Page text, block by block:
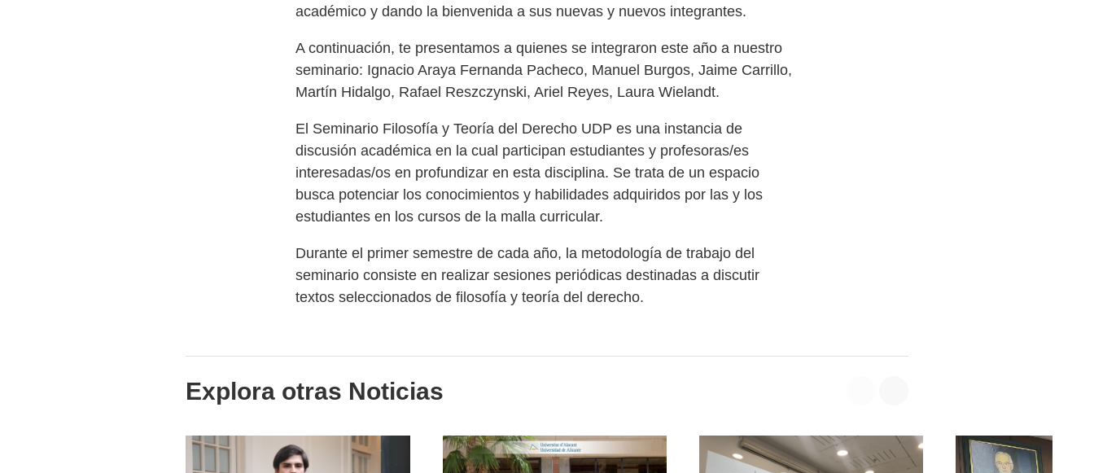
académico y dando la bienvenida a sus nuevas y nuevos integrantes.
A continuación, te presentamos a quienes se integraron este año a nuestro
seminario: Ignacio Araya Fernanda Pacheco, Manuel Burgos, Jaime Carrillo,
Martín Hidalgo, Rafael Reszczynski, Ariel Reyes, Laura Wielandt.
El Seminario Filosofía y Teoría del Derecho UDP es una instancia de
discusión académica en la cual participan estudiantes y profesoras/es
interesadas/os en profundizar en esta disciplina. Se trata de un espacio
busca potenciar los conocimientos y habilidades adquiridos por las y los
estudiantes en los cursos de la malla curricular.
Durante el primer semestre de cada año, la metodología de trabajo del
seminario consiste en realizar sesiones periódicas destinadas a discutir
textos seleccionados de filosofía y teoría del derecho.
Explora otras Noticias